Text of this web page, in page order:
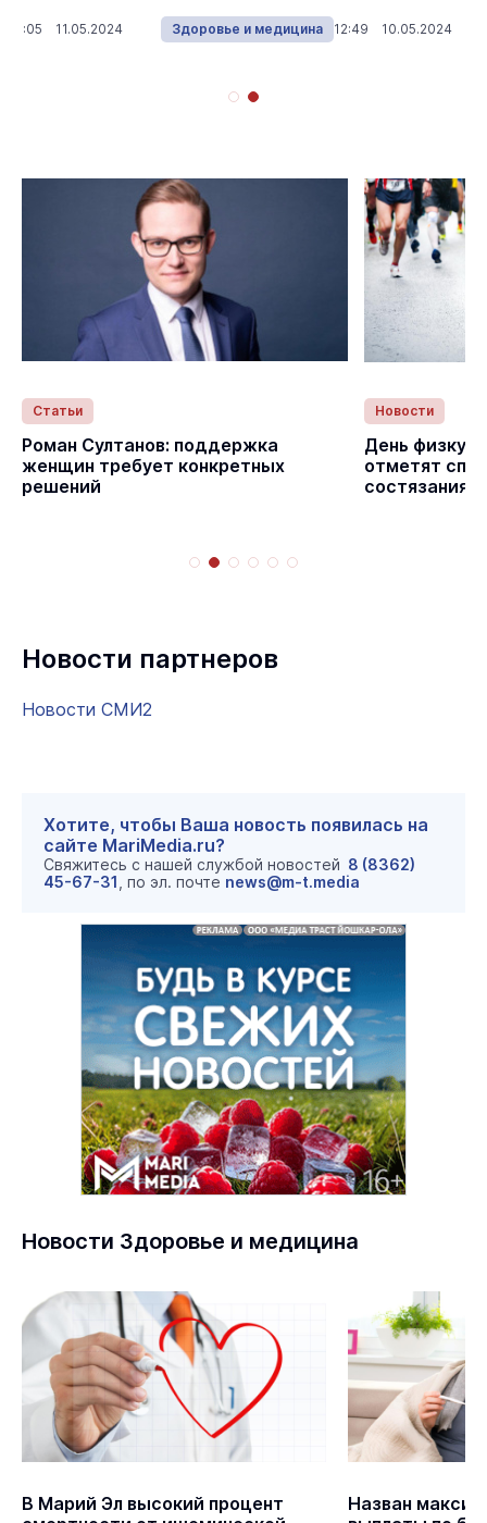
10:05 11.05.2024 Здоровье и медицина 12:49 10.05.2024
Статьи
Роман Султанов: поддержка
женщин требует конкретных
решений
Новости
День
отметят
Новости партнеров
Новости СМИ2
Хотите, чтобы Ваша новость появилась на
сайте MariMedia.ru?
Свяжитесь с нашей службой новостей 8 (8362)
45-67-31 , по эл. почте news@m-t.media
Новости Здоровье и медицина
В Марий Эл высокий процент
Назван